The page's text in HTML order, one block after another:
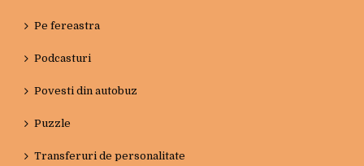
Pe fereastra
Podcasturi
Povesti din autobuz
Puzzle
Transferuri de personalitate